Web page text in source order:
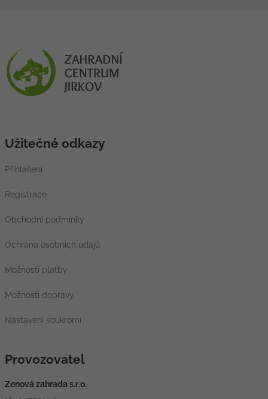
Užitečné odkazy
Přihlášení
Registrace
Obchodní podmínky
Ochrana osobních údajů
Možnosti platby
Možnosti dopravy
Nastavení soukromí
Provozovatel
Zenová zahrada s.r.o.